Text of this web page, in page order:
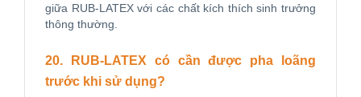
giữa RUB-LATEX với các chất kích thích sinh trưởng
thông thường.
20. RUB-LATEX có cần được pha loãng
trước khi sử dụng?